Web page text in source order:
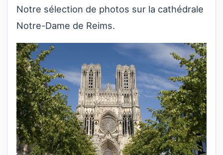
Notre sélection de photos sur la cathédrale
Notre-Dame de Reims.